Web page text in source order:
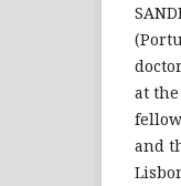
at
and